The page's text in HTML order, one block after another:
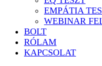
EMPÁTIA
WEBINAR
BOLT
RÓLAM
KAPCSOLAT